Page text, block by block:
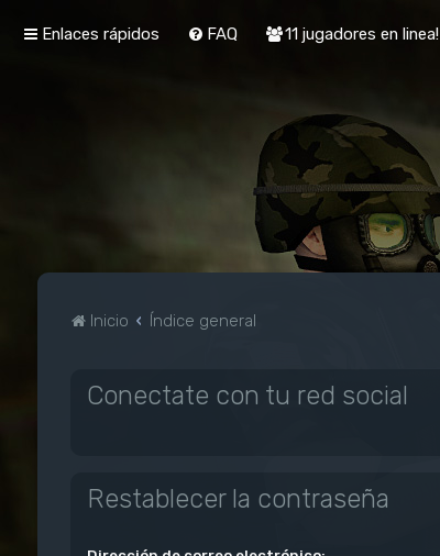
Enlaces rápidos FAQ 11 jugadores en linea!
Inicio Índice general
Conectate con tu red social
Restablecer la contraseña